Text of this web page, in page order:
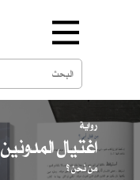
رواية
اغتيال المدونين
من نحن ؟